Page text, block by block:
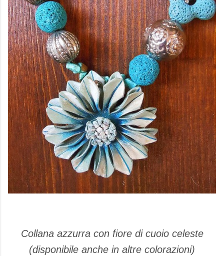
Collana azzurra con fiore di cuoio celeste
(disponibile anche in altre colorazioni)